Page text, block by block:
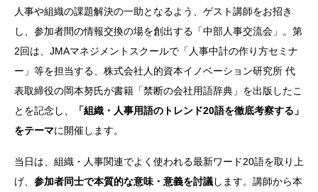
人事や組織の課題解決の一助となるよう、ゲスト講師をお招き
し、参加者間の情報交換の場を創出する「中部人事交流会」。第
2回は、JMAマネジメントスクールで「人事中計の作り方セミナ
ー」等を担当する、株式会社人的資本イノベーション研究所 代
表取締役の岡本努氏が書籍「禁断の会社用語辞典」を出版したこ
とを記念し、
「組織・人事用語のトレンド20語を徹底考察する」
をテーマに開催します。
当日は、組織・人事関連でよく使われる最新ワード20語を取り上
げ、 参加者同士で本質的な意味・意義を討議します。講師から本